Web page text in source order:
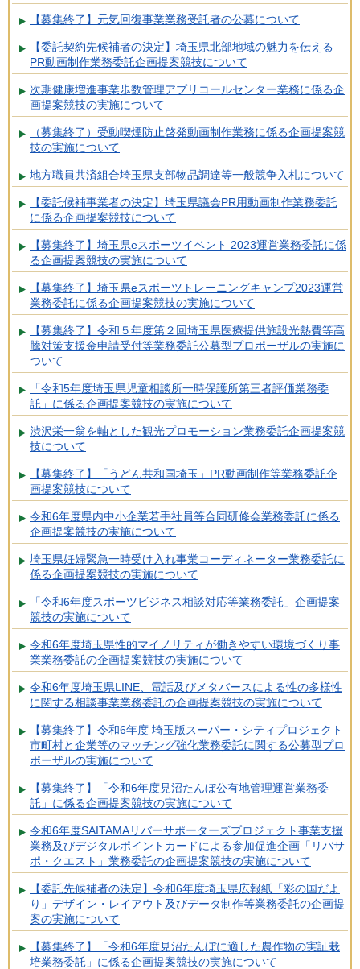
【募集終了】元気回復事業業務受託者の公募について
【委託契約先候補者の決定】埼玉県北部地域の魅力を伝える
PR動画制作業務委託企画提案競技について
次期健康増進事業歩数管理アプリコールセンター業務に係る企
画提案競技の実施について
（募集終了）受動喫煙防止啓発動画制作業務に係る企画提案競
技の実施について
地方職員共済組合埼玉県支部物品調達等一般競争入札について
【委託候補事業者の決定】埼玉県議会PR用動画制作業務委託
に係る企画提案競技について
【募集終了】埼玉県eスポーツイベント 2023運営業務委託に係
る企画提案競技の実施について
【募集終了】埼玉県eスポーツトレーニングキャンプ2023運営
業務委託に係る企画提案競技の実施について
【募集終了】令和５年度第２回埼玉県医療提供施設光熱費等高
騰対策支援金申請受付等業務委託公募型プロポーザルの実施に
ついて
「令和5年度埼玉県児童相談所一時保護所第三者評価業務委
託」に係る企画提案競技の実施について
渋沢栄一翁を軸とした観光プロモーション業務委託企画提案競
技について
【募集終了】「うどん共和国埼玉」PR動画制作等業務委託企
画提案競技について
令和6年度県内中小企業若手社員等合同研修会業務委託に係る
企画提案競技の実施について
埼玉県妊婦緊急一時受け入れ事業コーディネーター業務委託に
係る企画提案競技の実施について
「令和6年度スポーツビジネス相談対応等業務委託」企画提案
競技の実施について
令和6年度埼玉県性的マイノリティが働きやすい環境づくり事
業業務委託の企画提案競技の実施について
令和6年度埼玉県LINE、電話及びメタバースによる性の多様性
に関する相談事業業務委託の企画提案競技の実施について
【募集終了】令和6年度 埼玉版スーパー・シティプロジェクト
市町村と企業等のマッチング強化業務委託に関する公募型プロ
ポーザルの実施について
【募集終了】「令和6年度見沼たんぼ公有地管理運営業務委
託」に係る企画提案競技の実施について
令和6年度SAITAMAリバーサポーターズプロジェクト事業支援
業務及びデジタルポイントカードによる参加促進企画「リバサ
ポ・クエスト」業務委託の企画提案競技の実施について
【委託先候補者の決定】令和6年度埼玉県広報紙「彩の国だよ
り」デザイン・レイアウト及びデータ制作等業務委託の企画提
案の実施について
【募集終了】「令和6年度見沼たんぼに適した農作物の実証栽
培業務委託」に係る企画提案競技の実施について